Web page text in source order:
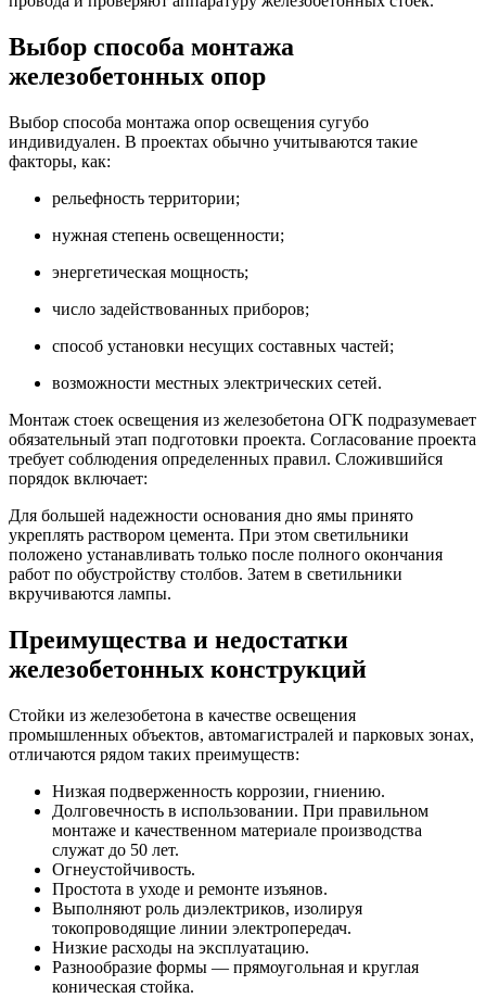
Выбор способа монтажа
железобетонных опор
Выбор способа монтажа опор освещения сугубо
индивидуален. В проектах обычно учитываются такие
факторы, как:
рельефность территории;
нужная степень освещенности;
энергетическая мощность;
число задействованных приборов;
способ установки несущих составных частей;
возможности местных электрических сетей.
Монтаж стоек освещения из железобетона ОГК подразумевает
обязательный этап подготовки проекта. Согласование проекта
требует соблюдения определенных правил. Сложившийся
порядок включает:
Для большей надежности основания дно ямы принято
укреплять раствором цемента. При этом светильники
положено устанавливать только после полного окончания
работ по обустройству столбов. Затем в светильники
вкручиваются лампы.
Преимущества и недостатки
железобетонных конструкций
Стойки из железобетона в качестве освещения
промышленных объектов, автомагистралей и парковых зонах,
отличаются рядом таких преимуществ:
Низкая подверженность коррозии, гниению.
Долговечность в использовании. При правильном
монтаже и качественном материале производства
служат до 50 лет.
Огнеустойчивость.
Простота в уходе и ремонте изъянов.
Выполняют роль диэлектриков, изолируя
токопроводящие линии электропередач.
Низкие расходы на эксплуатацию.
Разнообразие формы — прямоугольная и круглая
коническая стойка.